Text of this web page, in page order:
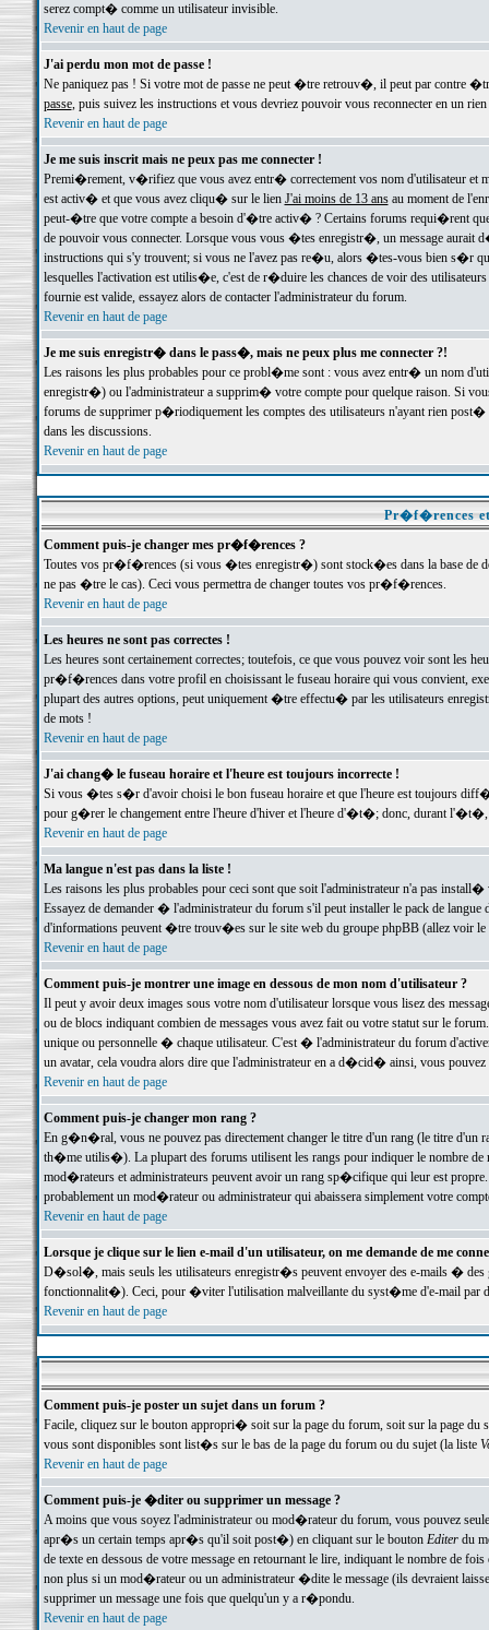
serez compt� comme un utilisateur invisible.
Revenir en haut de page
J'ai perdu mon mot de passe !
Ne paniquez pas ! Si votre mot de passe ne peut �tre retrouv�, il peut par contre
passe, puis suivez les instructions et vous devriez pouvoir vous reconnecter en un rien
Revenir en haut de page
Je me suis inscrit mais ne peux pas me connecter !
Premi�rement, v�rifiez que vous avez entr� correctement vos nom d'utilisateur
est activ� et que vous avez cliqu� sur le lien J'ai moins de 13 ansau moment de
peut-�tre que votre compte a besoin d'�tre activ� ? Certains forums requi�rent
de pouvoir vous connecter. Lorsque vous vous �tes enregistr�, un message aurait
instructions qui s'y trouvent; si vous ne l'avez pas re�u, alors �tes-vous bien s�r
lesquelles l'activation est utilis�e, c'est de r�duire les chances de voir des
fournie est valide, essayez alors de contacter l'administrateur du forum.
Revenir en haut de page
Je me suis enregistr� dans le pass�, mais ne peux plus me connecter ?!
Les raisons les plus probables pour ce probl�me sont : vous avez entr� un nom
enregistr�) ou l'administrateur a supprim� votre compte pour quelque raison. Si
forums de supprimer p�riodiquement les comptes des utilisateurs n'ayant rien
dans les discussions.
Revenir en haut de page
Pr�f�rences
Comment puis-je changer mes pr�f�rences ?
Toutes vos pr�f�rences (si vous �tes enregistr�) sont stock�es dans la base de
ne pas �tre le cas). Ceci vous permettra de changer toutes vos pr�f�rences.
Revenir en haut de page
Les heures ne sont pas correctes !
Les heures sont certainement correctes; toutefois, ce que vous pouvez voir sont
pr�f�rences dans votre profil en choisissant le fuseau horaire qui vous convient,
plupart des autres options, peut uniquement �tre effectu� par les utilisateurs
de mots !
Revenir en haut de page
J'ai chang� le fuseau horaire et l'heure est toujours incorrecte !
Si vous �tes s�r d'avoir choisi le bon fuseau horaire et que l'heure est toujours
pour g�rer le changement entre l'heure d'hiver et l'heure d'�t�; donc, durant
Revenir en haut de page
Ma langue n'est pas dans la liste !
Les raisons les plus probables pour ceci sont que soit l'administrateur n'a pas
Essayez de demander � l'administrateur du forum s'il peut installer le pack de
d'informations peuvent �tre trouv�es sur le site web du groupe phpBB (allez voir le
Revenir en haut de page
Comment puis-je montrer une image en dessous de mon nom d'utilisateur ?
Il peut y avoir deux images sous votre nom d'utilisateur lorsque vous lisez des
ou de blocs indiquant combien de messages vous avez fait ou votre statut sur le
unique ou personnelle � chaque utilisateur. C'est � l'administrateur du forum
un avatar, cela voudra alors dire que l'administrateur en a d�cid� ainsi, vous
Revenir en haut de page
Comment puis-je changer mon rang ?
En g�n�ral, vous ne pouvez pas directement changer le titre d'un rang (le titre d'un
th�me utilis�). La plupart des forums utilisent les rangs pour indiquer le nombre de
mod�rateurs et administrateurs peuvent avoir un rang sp�cifique qui leur est
probablement un mod�rateur ou administrateur qui abaissera simplement votre
Revenir en haut de page
Lorsque je clique sur le lien e-mail d'un utilisateur, on me demande de me
D�sol�, mais seuls les utilisateurs enregistr�s peuvent envoyer des e-mails �
fonctionnalit�). Ceci, pour �viter l'utilisation malveillante du syst�me d'e-mail par
Revenir en haut de page
Comment puis-je poster un sujet dans un forum ?
Facile, cliquez sur le bouton appropri� soit sur la page du forum, soit sur la page du
vous sont disponibles sont list�s sur le bas de la page du forum ou du sujet (la liste
Revenir en haut de page
Comment puis-je �diter ou supprimer un message ?
A moins que vous soyez l'administrateur ou mod�rateur du forum, vous pouvez
apr�s un certain temps apr�s qu'il soit post�) en cliquant sur le bouton Editerdu
de texte en dessous de votre message en retournant le lire, indiquant le nombre
non plus si un mod�rateur ou un administrateur �dite le message (ils devraient
supprimer un message une fois que quelqu'un y a r�pondu.
Revenir en haut de page